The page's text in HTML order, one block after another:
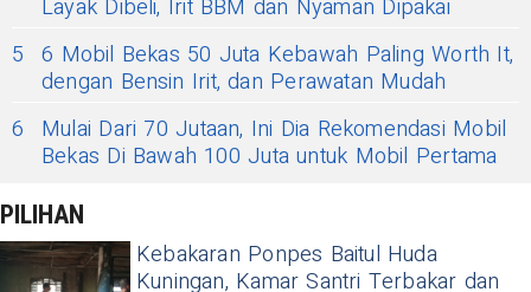
Layak Dibeli, Irit BBM dan Nyaman Dipakai
5 6 Mobil Bekas 50 Juta Kebawah Paling Worth It,
dengan Bensin Irit, dan Perawatan Mudah
6
Mulai Dari 70 Jutaan, Ini Dia Rekomendasi Mobil
Bekas Di Bawah 100 Juta untuk Mobil Pertama
PILIHAN
Kebakaran Ponpes Baitul Huda
Kuningan, Kamar Santri Terbakar dan